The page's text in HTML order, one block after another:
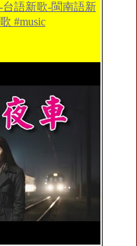
台語新歌-閩南語新
#music